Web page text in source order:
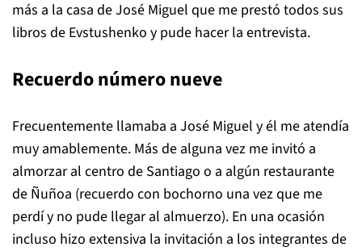
más a la casa de José Miguel que me prestó todos sus
libros de Evstushenko y pude hacer la entrevista.
Recuerdo número nueve
Frecuentemente llamaba a José Miguel y él me atendía
muy amablemente. Más de alguna vez me invitó a
almorzar al centro de Santiago o a algún restaurante
de Ñuñoa (recuerdo con bochorno una vez que me
perdí y no pude llegar al almuerzo). En una ocasión
incluso hizo extensiva la invitación a los integrantes de